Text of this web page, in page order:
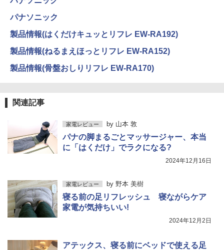
パナソニック
製品情報(はくだけキュッとリフレ EW-RA192)
製品情報(ねるまえほっとリフレ EW-RA152)
製品情報(骨盤おしりリフレ EW-RA170)
関連記事
家電レビュー by 山本 敦
パナの脚まるごとマッサージャー、本当
に「はくだけ」でラクになる?
2024年12月16日
家電レビュー by 野本 美樹
寝る前の足リフレッシュ 寝ながらケア
家電が気持ちいい!
2024年12月2日
アテックス、寝る前にベッドで使える足